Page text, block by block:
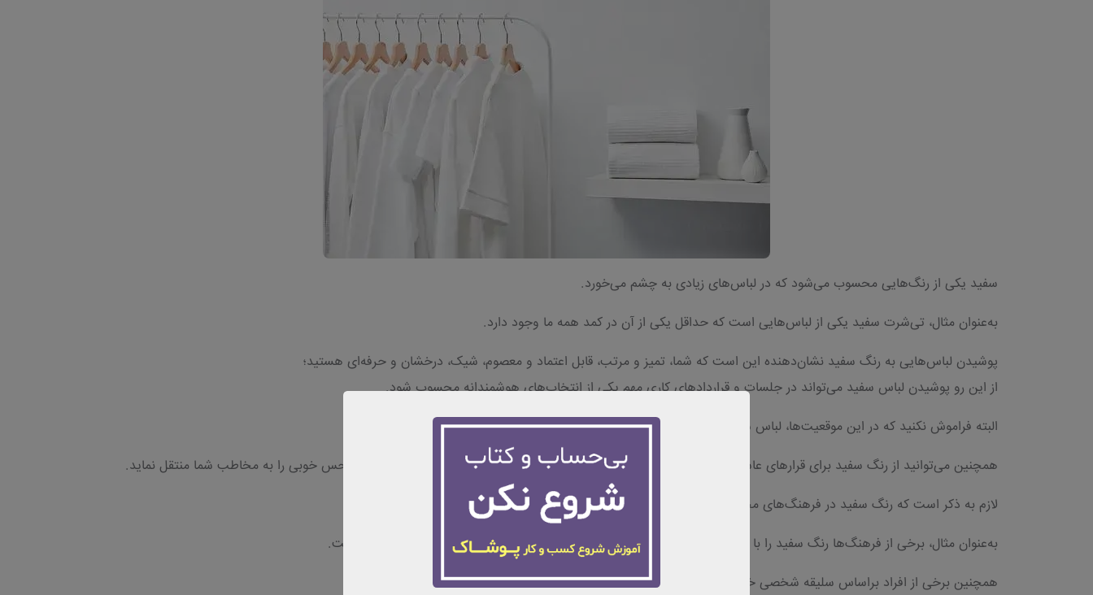
سفید یکی از رنگ‌هایی محسوب می‌شود که در لباس‌های زیادی به چشم می‌خورد.
به‌عنوان مثال، تی‌شرت سفید یکی از لباس‌هایی است که حداقل یکی از آن در کمد همه ما وجود دارد.
پوشیدن لباس‌هایی به رنگ سفید نشان‌دهنده این است که شما، تمیز و مرتب، قابل اعتماد و معصوم، شیک، درخشان و حرفه‌ای هستید؛
از این رو پوشیدن لباس سفید می‌تواند در جلسات و قراردادهای کاری مهم یکی از انتخاب‌های هوشمندانه محسوب شود.
البته فراموش نکنید که در این موقعیت‌ها، لباس سفید شما باید با رنگ‌های دیگری از قبیل قهوه‌ای و مشکی ترکیب شود.
همچنین می‌توانید از رنگ سفید برای قرارهای عاشقانه خود استفاده کنید، این رنگ در عین حال که آرامش‌بخش است، می‌تواند حس خوبی را به مخاطب شما منتقل نماید.
لازم به ذکر است که رنگ سفید در فرهنگ‌های مختلف از تفاوت معنایی متفاوتی برخوردار است.
به‌عنوان مثال، برخی از فرهنگ‌ها رنگ سفید را با مرگ مرتبط می‌دانند، در حالی که رنگ سفید در فرهنگ‌های دیگر نماد زندگی است.
همچنین برخی از افراد براساس سلیقه شخصی خود، سفید را رنگی خسته‌کننده می‌دانند.